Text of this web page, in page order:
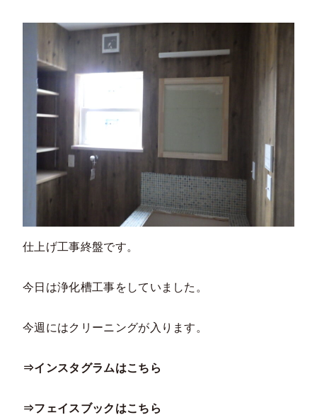
仕上げ工事終盤です。
今日は浄化槽工事をしていました。
今週にはクリーニングが入ります。
⇒インスタグラムはこちら
⇒フェイスブックはこちら